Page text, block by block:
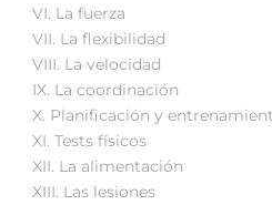
VI. La fuerza
VII. La flexibilidad
VIII. La velocidad
IX. La coordinación
X. Planificación y
XI. Tests físicos
XII. La alimentación
XIII. Las lesiones